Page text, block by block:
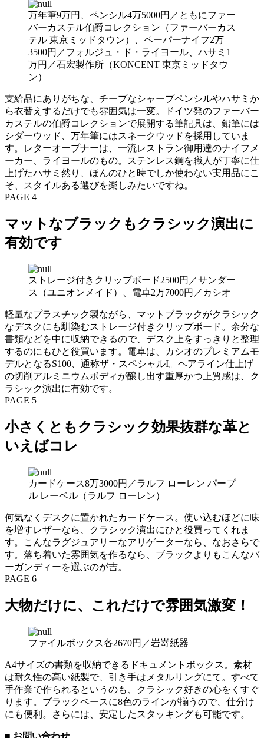
万年筆9万円、ペンシル4万5000円／ともにファー
バーカステル伯爵コレクション（ファーバーカス
テル 東京ミッドタウン）、ペーパーナイフ2万
3500円／フォルジュ・ド・ライヨール、ハサミ1
万円／石宏製作所（KONCENT 東京ミッドタウ
ン）
支給品にありがちな、チープなシャープペンシルやハサミか
ら衣替えするだけでも雰囲気は一変。ドイツ発のファーバー
カステルの伯爵コレクションで展開する筆記具は、鉛筆には
シダーウッド、万年筆にはスネークウッドを採用していま
す。レターオープナーは、一流レストラン御用達のナイフメ
ーカー、ライヨールのもの。ステンレス鋼を職人が丁寧に仕
上げたハサミ然り、ほんのひと時でしか使わない実用品にこ
そ、スタイルある選びを楽しみたいですね。
PAGE 4
マットなブラックもクラシック演出に
有効です
ストレージ付きクリップボード2500円／サンダー
ス（ユニオンメイド）、電卓2万7000円／カシオ
軽量なプラスチック製ながら、マットブラックがクラシック
なデスクにも馴染むストレージ付きクリップボード。余分な
書類などを中に収納できるので、デスク上をすっきりと整理
するのにもひと役買います。電卓は、カシオのプレミアムモ
デルとなるS100、通称ザ・スペシャルI。ヘアライン仕上げ
の切削アルミニウムボディが醸し出す重厚かつ上質感は、ク
ラシック演出に有効です。
PAGE 5
小さくともクラシック効果抜群な革と
いえばコレ
カードケース8万3000円／ラルフ ローレン パープ
ル レーベル（ラルフ ローレン）
何気なくデスクに置かれたカードケース。使い込むほどに味
を増すレザーなら、クラシック演出にひと役買ってくれま
す。こんなラグジュアリーなアリゲーターなら、なおさらで
す。落ち着いた雰囲気を作るなら、ブラックよりもこんなバ
ーガンディーを選ぶのが吉。
PAGE 6
大物だけに、これだけで雰囲気激変！
ファイルボックス各2670円／岩嵜紙器
A4サイズの書類を収納できるドキュメントボックス。素材
は耐久性の高い紙製で、引き手はメタルリングにて。すべて
手作業で作られるというのも、クラシック好きの心をくすぐ
ります。ブラックベースに8色のラインが揃うので、仕分け
にも便利。さらには、安定したスタッキングも可能です。
■ お問い合わせ